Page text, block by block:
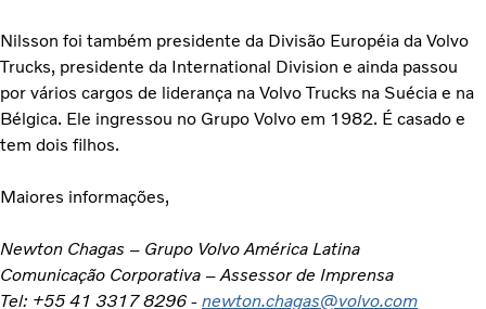
Nilsson foi também presidente da Divisão Européia da Volvo
Trucks, presidente da International Division e ainda passou
por vários cargos de liderança na Volvo Trucks na Suécia e na
Bélgica. Ele ingressou no Grupo Volvo em 1982. É casado e
tem dois filhos.
Maiores informações,
Newton Chagas – Grupo Volvo América Latina
Comunicação Corporativa – Assessor de Imprensa
Tel: +55 41 3317 8296 - newton.chagas@volvo.com